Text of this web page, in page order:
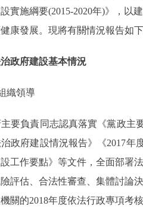
實施綱要(2015-2020年)》，
康發展。現將有關情況報告如下
政府建設基本情況
織領導
負責同志認真落實《黨政主要
政府建設情況報告》《2017
工作要點》等文件，全面部署
評估、合法性審查、集體討論
關的2018年度依法行政專項考核